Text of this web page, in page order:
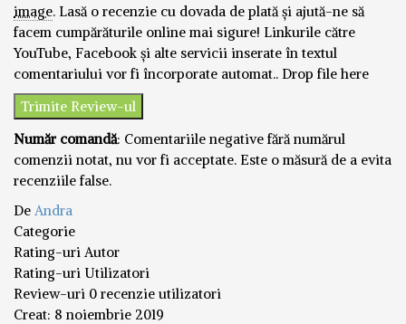
image. Lasă o recenzie cu dovada de plată și ajută-ne să
facem cumpărăturile online mai sigure! Linkurile către
YouTube, Facebook și alte servicii inserate în textul
comentariului vor fi încorporate automat.. Drop file here
Număr comandă: Comentariile negative fără numărul
comenzii notat, nu vor fi acceptate. Este o măsură de a evita
recenziile false.
De Andra
Categorie
Rating-uri Autor
Rating-uri Utilizatori
Review-uri 0 recenzie utilizatori
Creat: 8 noiembrie 2019